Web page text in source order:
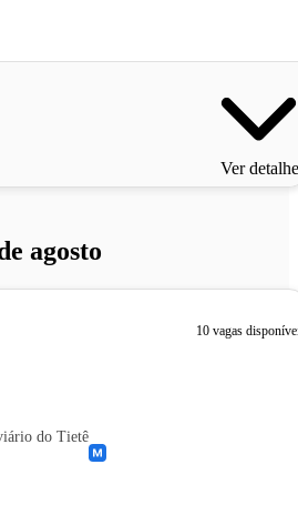
Ver
agosto
10 vagas
do Tietê